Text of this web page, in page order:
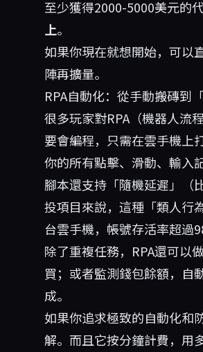
至少獲得2000-5000美元的
上。
如果你現在就想開始，可以
陣再擴量。
RPA自動化：從手動搬磚到
很多玩家對RPA（機器人流
要會編程，只需在雲手機上
你的所有點擊、滑動、輸入
腳本還支持「隨機延遲」（
投項目來說，這種「類人行
台雲手機，帳號存活率超過
除了重複任務，RPA還可以
買；或者監測錢包餘額，自
成。
如果你追求極致的自動化和
解。而且它按分鐘計費，用